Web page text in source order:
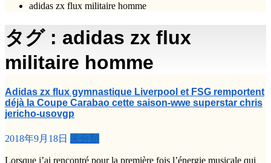
adidas zx flux militaire homme
タグ : adidas zx flux
militaire homme
Adidas zx flux gymnastique Liverpool et FSG remportent
déjà la Coupe Carabao cette saison-wwe superstar chris
jericho-usovgp
2018年9月18日 未分類
Lorsque j’ai rencontré pour la première fois l’énergie musicale qui